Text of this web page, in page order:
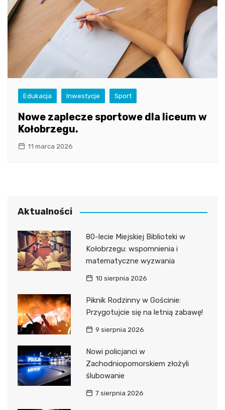
Edukacja Inwestycje Sport
Nowe zaplecze sportowe dla liceum w
Kołobrzegu.
11 marca 2026
Aktualności
80-lecie Miejskiej Biblioteki w
Kołobrzegu: wspomnienia i
matematyczne wyzwania
10 sierpnia 2026
Piknik Rodzinny w Gościnie:
Przygotujcie się na letnią zabawę!
9 sierpnia 2026
Nowi policjanci w
Zachodniopomorskiem złożyli
ślubowanie
7 sierpnia 2026